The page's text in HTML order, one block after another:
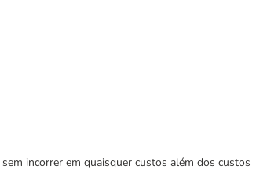
incorrer em quaisquer custos além dos custos